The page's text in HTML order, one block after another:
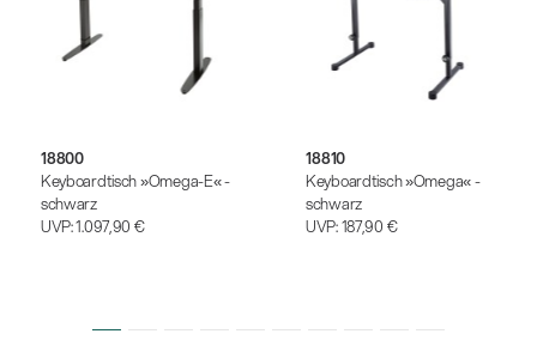
18800
Keyboardtisch »Omega-E« -
schwarz
UVP:1.097,90 €
18810
Keyboardtisch »Omega« -
schwarz
UVP:187,90 €